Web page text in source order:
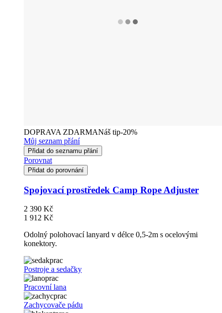
DOPRAVA ZDARMANáš tip-20%
Můj seznam přání
Přidat do seznamu přání
Porovnat
Přidat do porovnání
Spojovací prostředek Camp Rope Adjuster
2 390 Kč
1 912 Kč
Odolný polohovací lanyard v délce 0,5-2m s ocelovými
konektory.
Postroje a sedačky
Pracovní lana
Zachycovače pádu